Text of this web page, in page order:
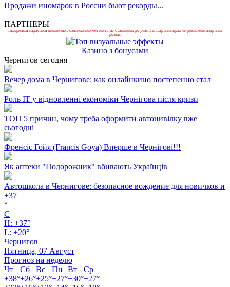
Продажи иномарок в России бьют рекорды...
ПАРТНЕРЫ
Інформація надається виключно з ознайомчою метою та не є закликом до участі в азартних іграх чи рекламою азартних
розваг.
Казино з бонусами
Чернигов сегодня
Вечер дома в Чернигове: как онлайнкино постепенно стал
Роль ІТ у відновленні економіки Чернігова після кризи
ТОП 5 причин, чому треба оформити автоцивілку вже
сьогодні
Френсіс Гойя (Francis Goya) Вперше в Чернігові!!!
Як аптеки "Подорожник" вбивають Українців
Автошкола в Чернигове: безопасное вождение для новичков и
+37
°
C
H: +37°
L: +20°
Чернигов
Пятница, 07 Август
Прогноз на неделю
Чт
Сб Вс Пн Вт
Ср
+38°+26°+25°+27°+30°+27°